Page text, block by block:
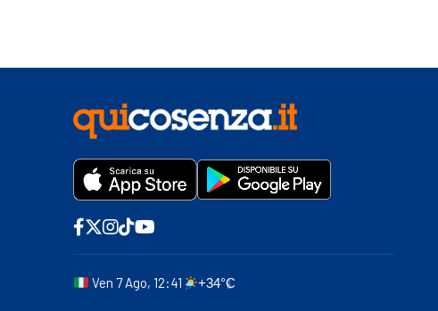
Ven 7 Ago, 12:41 +34°C